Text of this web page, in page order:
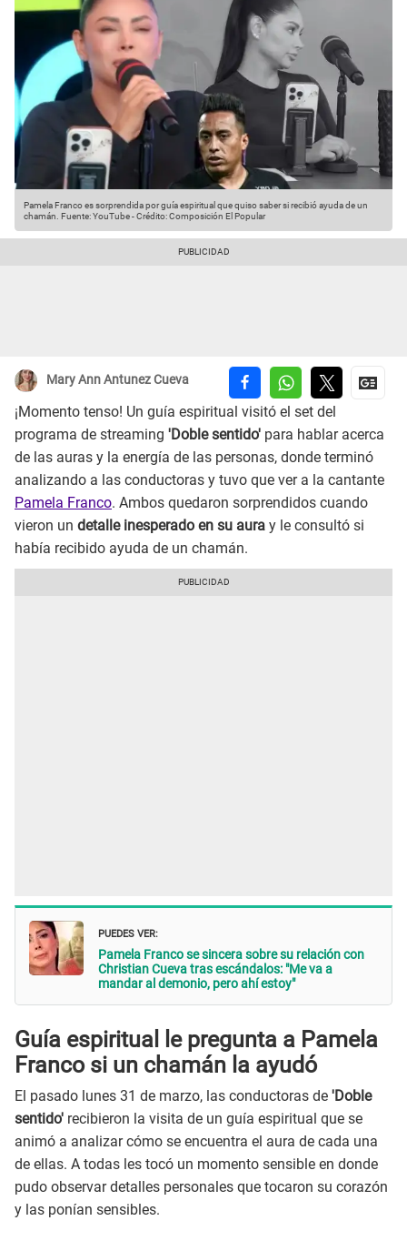
Pamela Franco es sorprendida por guía espiritual que quiso saber si recibió ayuda de un
chamán. Fuente: YouTube-Crédito: Composición El Popular
Mary Ann Antunez Cueva
¡Momento tenso! Un guía espiritual visitó el set del
programa de streaming 'Doble sentido' para hablar acerca
de las auras y la energía de las personas, donde terminó
analizando a las conductoras y tuvo que ver a la cantante
Pamela Franco. Ambos quedaron sorprendidos cuando
vieron un detalle inesperado en su aura y le consultó si
había recibido ayuda de un chamán.
PUEDES VER:
Pamela Franco se sincera sobre su relación con
Christian Cueva tras escándalos: "Me va a
mandar al demonio, pero ahí estoy"
Guía espiritual le pregunta a Pamela
Franco si un chamán la ayudó
El pasado lunes 31 de marzo, las conductoras de 'Doble
sentido' recibieron la visita de un guía espiritual que se
animó a analizar cómo se encuentra el aura de cada una
de ellas. A todas les tocó un momento sensible en donde
pudo observar detalles personales que tocaron su corazón
y las ponían sensibles.